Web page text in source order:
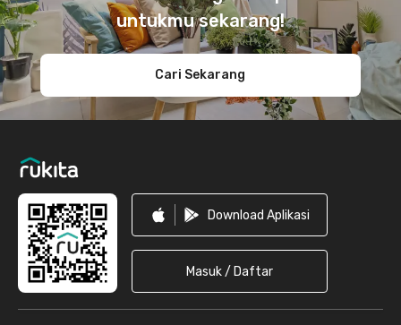
untukmu sekarang!
Cari Sekarang
Download Aplikasi
Masuk / Daftar